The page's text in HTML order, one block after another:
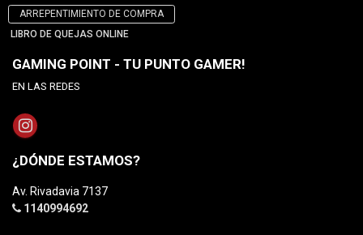
ARREPENTIMIENTO DE COMPRA
LIBRO DE QUEJAS ONLINE
GAMING POINT - TU PUNTO GAMER!
EN LAS REDES
¿DÓNDE ESTAMOS?
Av. Rivadavia 7137
1140994692